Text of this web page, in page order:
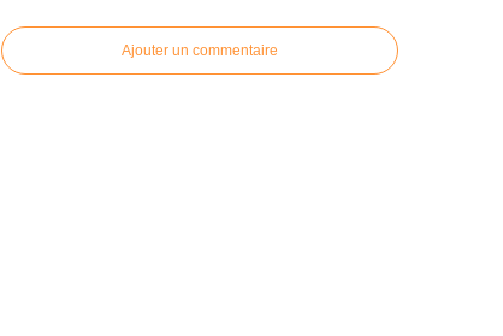
Ajouter un commentaire